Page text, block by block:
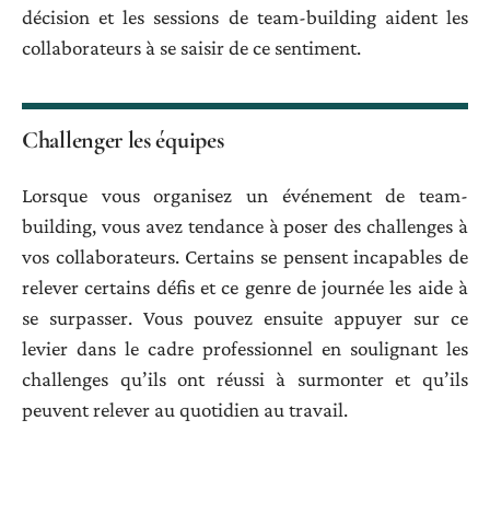
décision et les sessions de team-building aident les
collaborateurs à se saisir de ce sentiment.
Challenger les équipes
Lorsque vous organisez un événement de team-
building, vous avez tendance à poser des challenges à
vos collaborateurs. Certains se pensent incapables de
relever certains défis et ce genre de journée les aide à
se surpasser. Vous pouvez ensuite appuyer sur ce
levier dans le cadre professionnel en soulignant les
challenges qu’ils ont réussi à surmonter et qu’ils
peuvent relever au quotidien au travail.